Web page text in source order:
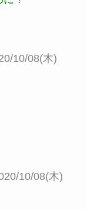
10/08(木)
10/08(木)